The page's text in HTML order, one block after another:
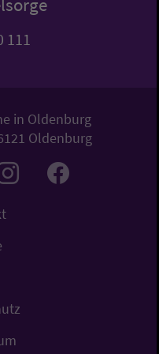
111
in Oldenburg
Oldenburg